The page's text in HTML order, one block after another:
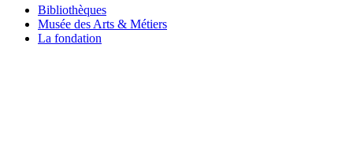
Bibliothèques
Musée des Arts & Métiers
La fondation